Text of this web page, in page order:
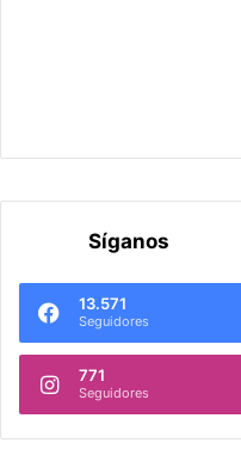
Síganos
13.571
Seguidores
771
Seguidores